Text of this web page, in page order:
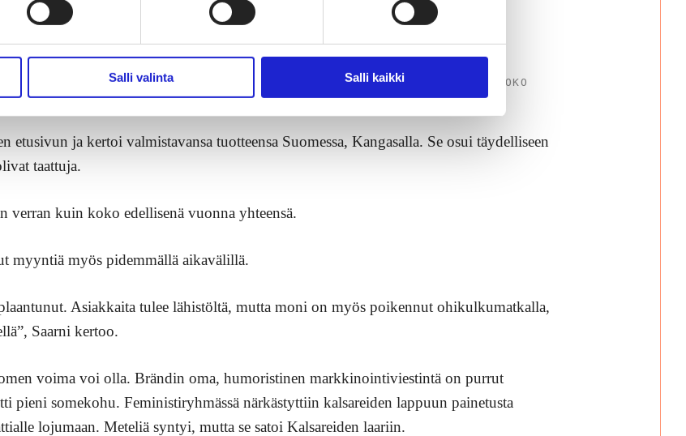
Salli valinta Salli kaikki
PANKIN. TAM-SILKIN VERKKOKAUPPA MYI VIIKOSSA SAMAN VERRAN KUIN KOKO
EDELLISENÄ VUONNA YHTEENSÄ.
etusivun ja kertoi valmistavansa tuotteensa Suomessa, Kangasalla. Se osui täydelliseen
taattuja.
kuin koko edellisenä vuonna yhteensä.
myyntiä myös pidemmällä aikavälillä.
Asiakkaita tulee lähistöltä, mutta moni on myös poikennut ohikulkumatkalla,
Saarni kertoo.
voima voi olla. Brändin oma, humoristinen markkinointiviestintä on purrut
pieni somekohu. Feministiryhmässä närkästyttiin kalsareiden lappuun painetusta
lojumaan. Meteliä syntyi, mutta se satoi Kalsareiden laariin.